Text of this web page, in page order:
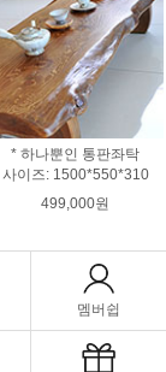
* 하나뿐인 통판좌탁
사이즈: 1500*550*310
499,000원
멤버쉽